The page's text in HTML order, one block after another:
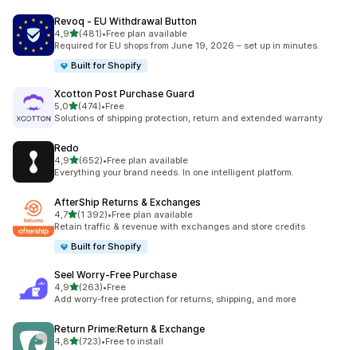
Revoq ‑ EU Withdrawal Button
4,9z 5 hvězd
(481)
Celkový počet recenzí: 481
•Free plan available
Required for EU shops from June 19, 2026 – set up in minutes.
Built for Shopify
Xcotton Post Purchase Guard
5,0z 5 hvězd
(474)
Celkový počet recenzí: 474
•Free
Solutions of shipping protection, return and extended warranty
Redo
4,9z 5 hvězd
(652)
Celkový počet recenzí: 652
•Free plan available
Everything your brand needs. In one intelligent platform.
AfterShip Returns & Exchanges
4,7z 5 hvězd
(1 392)
Celkový počet recenzí: 1392
•Free plan available
Retain traffic & revenue with exchanges and store credits
Built for Shopify
Seel Worry‑Free Purchase
4,9z 5 hvězd
(263)
Celkový počet recenzí: 263
•Free
Add worry-free protection for returns, shipping, and more
Return Prime:Return & Exchange
4,8z 5 hvězd
(723)
Celkový počet recenzí: 723
•Free to install